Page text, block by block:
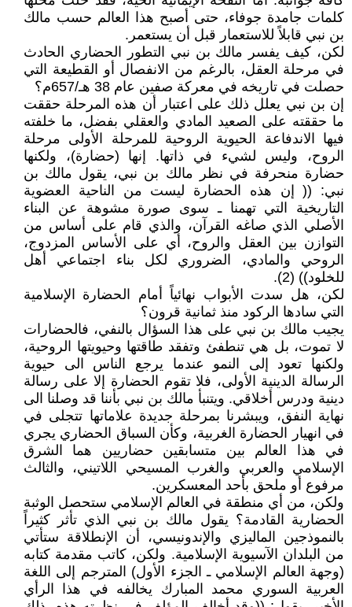
كلمات جامدة جوفاء، حتى أصبح هذا العالم حسب مالك
بن نبي قابلاً للاستعمار قبل أن يستعمر.
لكن، كيف يفسر مالك بن نبي التطور الحضاري الحادث
في مرحلة العقل، بالرغم من الانفصال أو القطيعة التي
حصلت في تاريخه في معركة صفين عام 38 هـ/657م؟
إن بن نبي يعلل ذلك على اعتبار أن هذه المرحلة حققت
ما حققته على الصعيد المادي والعقلي بفضل، ما خلفته
فيها الاندفاعة الحيوية الروحية للمرحلة الأولى مرحلة
الروح، وليس لشيء في ذاتها. إنها (حضارة)، ولكنها
حضارة منحرفة في نظر مالك بن نبي، يقول مالك بن
نبي: (( إن هذه الحضارة ليست من الناحية العضوية
التاريخية التي تهمنا ـ سوى صورة مشوهة عن البناء
الأصلي الذي صاغه القرآن، والذي قام على أساس من
التوازن بين العقل والروح، أي على الأساس المزدوج،
الروحي والمادي، الضروري لكل بناء اجتماعي أهل
للخلود)) (2).
لكن، هل سدت الأبواب نهائياً أمام الحضارة الإسلامية
التي سادها الركود منذ ثمانية قرون؟
يجيب مالك بن نبي على هذا السؤال بالنفي، فالحضارات
لا تموت، بل هي تنطفئ وتفقد طاقتها وحيويتها الروحية،
ولكنها تعود إلى النمو عندما يرجع الناس الى حيوية
الرسالة الدينية الأولى، فلا تقوم الحضارة إلا على رسالة
دينية ودرس أخلاقي. ويتنبأ مالك بن نبي بأننا قد وصلنا الى
نهاية النفق، ويبشرنا بمرحلة جديدة علاماتها تتجلى في
في انهيار الحضارة الغربية، وكأن السباق الحضاري يجري
في هذا العالم بين متسابقين حضاريين هما الشرق
الإسلامي والعربي والغرب المسيحي اللاتيني، والثالث
مرفوع أو ملحق بأحد المعسكرين.
ولكن، من أي منطقة في العالم الإسلامي ستحصل الوثبة
الحضارية القادمة؟ يقول مالك بن نبي الذي تأثر كثيراً
بالنموذجين الماليزي والإندونيسي، أن الإنطلاقة ستأتي
من البلدان الآسيوية الإسلامية. ولكن، كاتب مقدمة كتابه
(وجهة العالم الإسلامي ـ الجزء الأول) المترجم إلى اللغة
العربية السوري محمد المبارك يخالفه في هذا الرأي